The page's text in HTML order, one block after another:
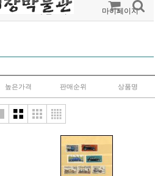
주문조회 마이페이지
높은가격 판매순위 상품명